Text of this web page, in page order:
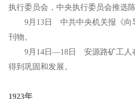
执行委员会，中央执行委员会推选
9月13日 中共中央机关报《向导
刊物。
9月14日—18日 安源路矿工人在
得到巩固和发展。
1923年